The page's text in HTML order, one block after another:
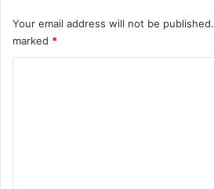
Your email address will not be published.
marked *